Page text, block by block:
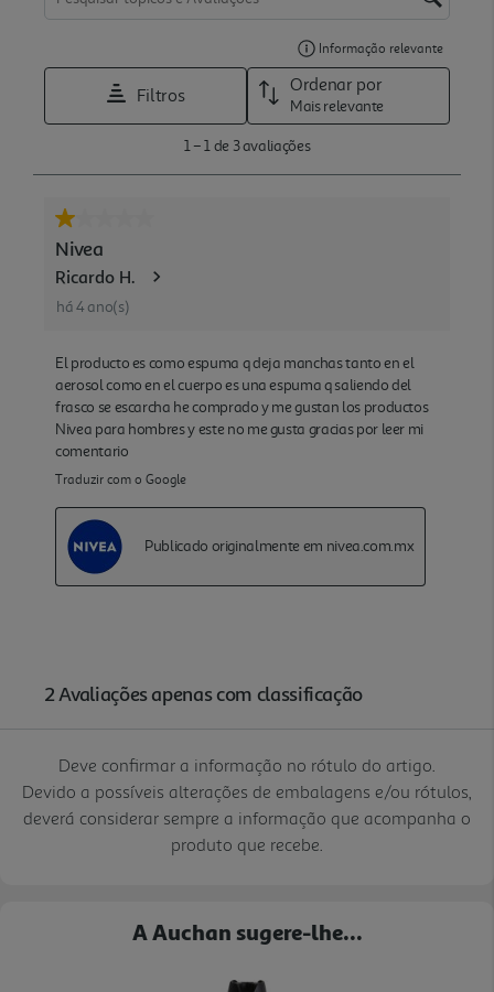
Deve confirmar a informação no rótulo do artigo.
Devido a possíveis alterações de embalagens e/ou rótulos,
deverá considerar sempre a informação que acompanha o
produto que recebe.
A Auchan sugere-lhe...